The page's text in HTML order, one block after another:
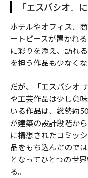
「エスパシオ」
ホテルやオフィス、
ートピースが置かれ
に彩りを添え、訪れ
を担う作品も少なくな
だが、「エスパシオ
や工芸作品は少し意
いる作品は、総勢約
が建築の設計段階か
に構想されたコミッ
品をもち込んだので
となってひとつの世
る。